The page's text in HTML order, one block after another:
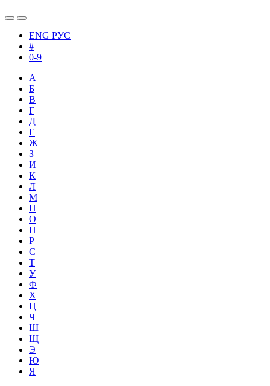
ENG РУС
#
0-9
А
Б
В
Г
Д
Е
Ж
З
И
К
Л
М
Н
О
П
Р
С
Т
У
Ф
Х
Ц
Ч
Ш
Щ
Э
Ю
Я